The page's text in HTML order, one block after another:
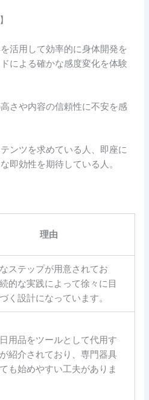
活用して効率的に身体開発を
による確かな感度変化を体験
さや内容の信頼性に不安を感
ンツを求めている人、即座に
即効性を期待している人。
理由
ステップが用意されてお
的な実践によって徐々に目
く設計になっています。
用品をツールとして代用す
紹介されており、専門器具
も始めやすい工夫がありま